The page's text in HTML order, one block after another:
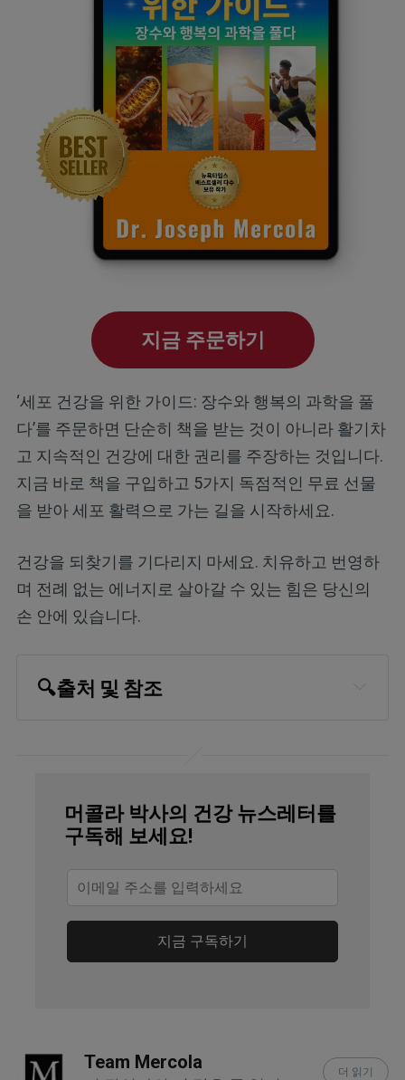
지금 주문하기
‘세포 건강을 위한 가이드: 장수와 행복의 과학을 풀
다’를 주문하면 단순히 책을 받는 것이 아니라 활기차
고 지속적인 건강에 대한 권리를 주장하는 것입니다.
지금 바로 책을 구입하고 5가지 독점적인 무료 선물
을 받아 세포 활력으로 가는 길을 시작하세요.
건강을 되찾기를 기다리지 마세요. 치유하고 번영하
며 전례 없는 에너지로 살아갈 수 있는 힘은 당신의
손 안에 있습니다.
🔍출처 및 참조
Yahoo! Finance, June 1, 2023
Harvard Health Publishing, June 16,
2016
Eat This, Not That!, May 8, 2022
Our World in Data, Palm Oil
머콜라 박사의 건강 뉴스레터를
구독해 보세요!
지금 구독하기
Team Mercola 더 읽기